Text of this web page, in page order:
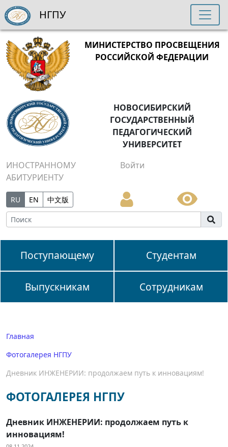
МИНИСТЕРСТВО ПРОСВЕЩЕНИЯ
РОССИЙСКОЙ ФЕДЕРАЦИИ
НОВОСИБИРСКИЙ
ГОСУДАРСТВЕННЫЙ
ПЕДАГОГИЧЕСКИЙ
УНИВЕРСИТЕТ
ИНОСТРАННОМУ
АБИТУРИЕНТУ
Войти
RU EN 中文版
Поступающему Студентам
Выпускникам Сотрудникам
НГПУ
Главная
Фотогалерея НГПУ
Дневник ИНЖЕНЕРИИ: продолжаем путь к инновациям!
ФОТОГАЛЕРЕЯ НГПУ
Дневник ИНЖЕНЕРИИ: продолжаем путь к
инновациям!